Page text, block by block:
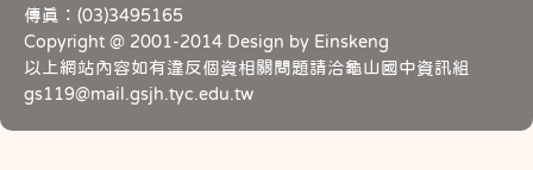
傳真：(03)3495165
Copyright @ 2001-2014 Design by Einskeng
以上網站內容如有違反個資相關問題請洽龜山國中資訊組
gs119@mail.gsjh.tyc.edu.tw